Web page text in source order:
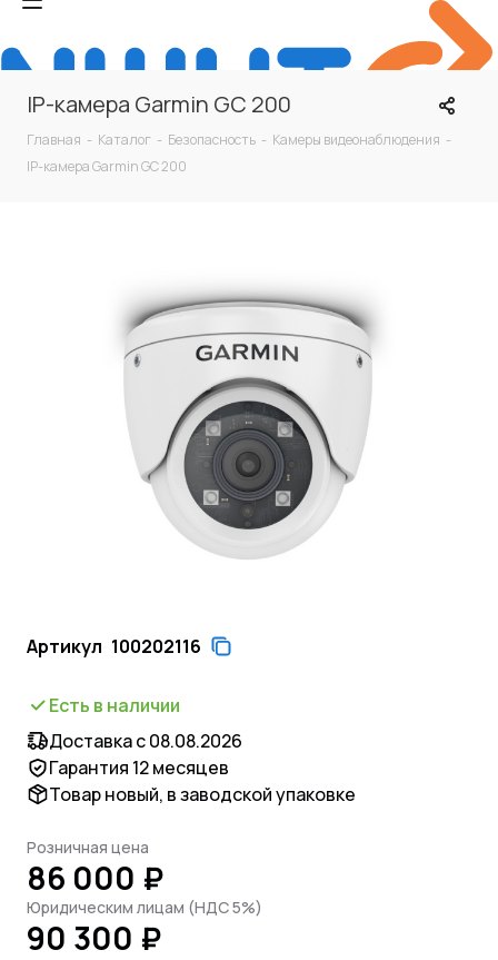
IP-камера Garmin GC 200
Главная - Каталог - Безопасность - Камеры видеонаблюдения -
IP-камера Garmin GC 200
Артикул 100202116
Есть в наличии
Доставка с 08.08.2026
Гарантия 12 месяцев
Товар новый, в заводской упаковке
Розничная цена
86 000 ₽
Юридическим лицам (НДС 5%)
90 300 ₽